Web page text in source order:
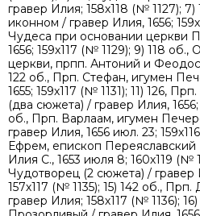
гравер Илия; 158х118 (№ 1127);
иконном / гравер Илия, 1656;
Чудеса при основании церкви
1656; 159х117 (№ 1129); 9) 118
церкви, прпп. Антоний и
122 об., Прп. Стефан, игумен
1655; 159х117 (№ 1131); 11) 126,
(два сюжета) / гравер Илия, 1656;
об., Прп. Варлаам, игумен
гравер Илия, 1656 июл. 23;
Ефрем, епископ Переяславский
Илия С., 1653 июля 8; 160х119 (№
Чудотворец (2 сюжета) / гравер
157х117 (№ 1135); 15) 142 об.,
гравер Илия; 158х117 (№ 1136);